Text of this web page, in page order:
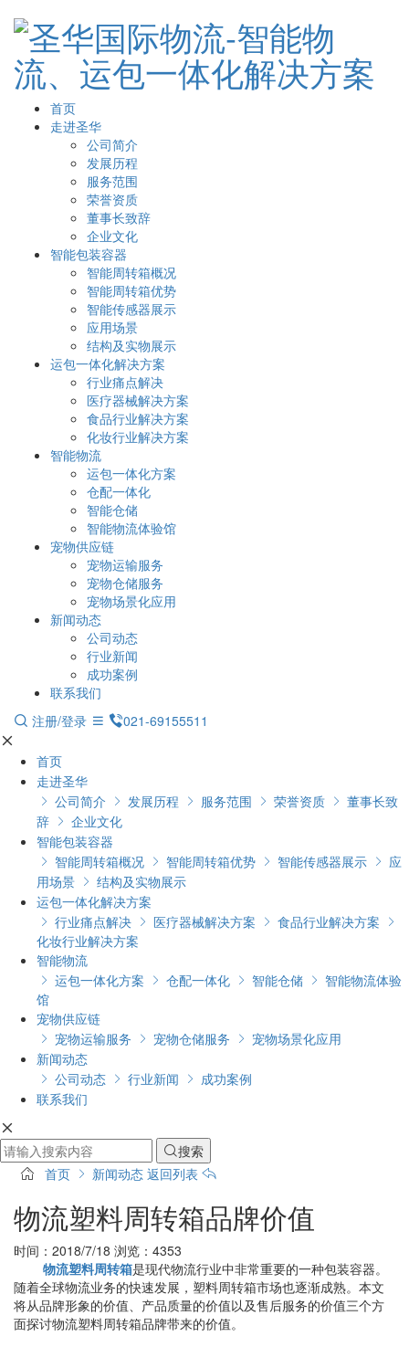
首页
走进圣华
公司简介
发展历程
服务范围
荣誉资质
董事长致辞
企业文化
智能包装容器
智能周转箱概况
智能周转箱优势
智能传感器展示
应用场景
结构及实物展示
运包一体化解决方案
行业痛点解决
医疗器械解决方案
食品行业解决方案
化妆行业解决方案
智能物流
运包一体化方案
仓配一体化
智能仓储
智能物流体验馆
宠物供应链
宠物运输服务
宠物仓储服务
宠物场景化应用
新闻动态
公司动态
行业新闻
成功案例
联系我们
注册/登录
021-69155511
首页
走进圣华
 公司简介  发展历程  服务范围  荣誉资质  董事长致
辞
 企业文化
智能包装容器
 智能周转箱概况  智能周转箱优势  智能传感器展示 
应
用场景
 结构及实物展示
运包一体化解决方案
 行业痛点解决  医疗器械解决方案  食品行业解决方案 
化妆行业解决方案
智能物流
 运包一体化方案  仓配一体化  智能仓储 
智能物流体验
馆
宠物供应链
 宠物运输服务  宠物仓储服务 
宠物场景化应用
新闻动态
 公司动态  行业新闻 
成功案例
联系我们

搜索
首页
新闻动态 返回列表
物流塑料周转箱品牌价值
时间：2018/7/18 浏览：4353
物流塑料周转箱是现代物流行业中非常重要的一种包装容器。
随着全球物流业务的快速发展，塑料周转箱市场也逐渐成熟。本文
将从品牌形象的价值、产品质量的价值以及售后服务的价值三个方
面探讨物流塑料周转箱品牌带来的价值。